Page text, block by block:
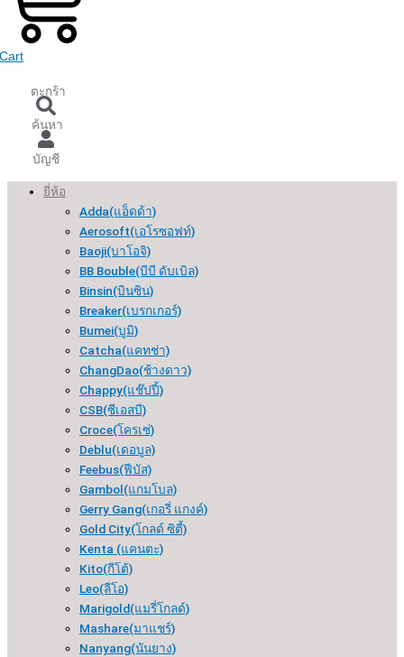
Cart
ตะกร้า
ค้นหา
บัญชี
ยี่ห้อ
Adda(แอ็ดด้า)
Aerosoft(เอโรซอฟท์)
Baoji(บาโอจิ)
BB Bouble(บีบี ดับเบิล)
Binsin(บินซิน)
Breaker(เบรกเกอร์​)
Bumei(บูมิ)
Catcha(แคทช่า)
ChangDao(ช้างดาว)
Chappy(แช๊ปปี้)
CSB(ซีเอสบี)
Croce(โครเซ่)
Deblu(เดอบูล)
Feebus(ฟีบัส)
Gambol(แกมโบล)
Gerry Gang(เกอรี่ แกงค์)
Gold City(โกลด์ ซิตี้)
Kenta (แคนตะ)
Kito(กีโต้)
Leo(ลีโอ)
Marigold(แมรี่โกลด์)
Mashare(มาแชร์)
Nanyang(นันยาง)